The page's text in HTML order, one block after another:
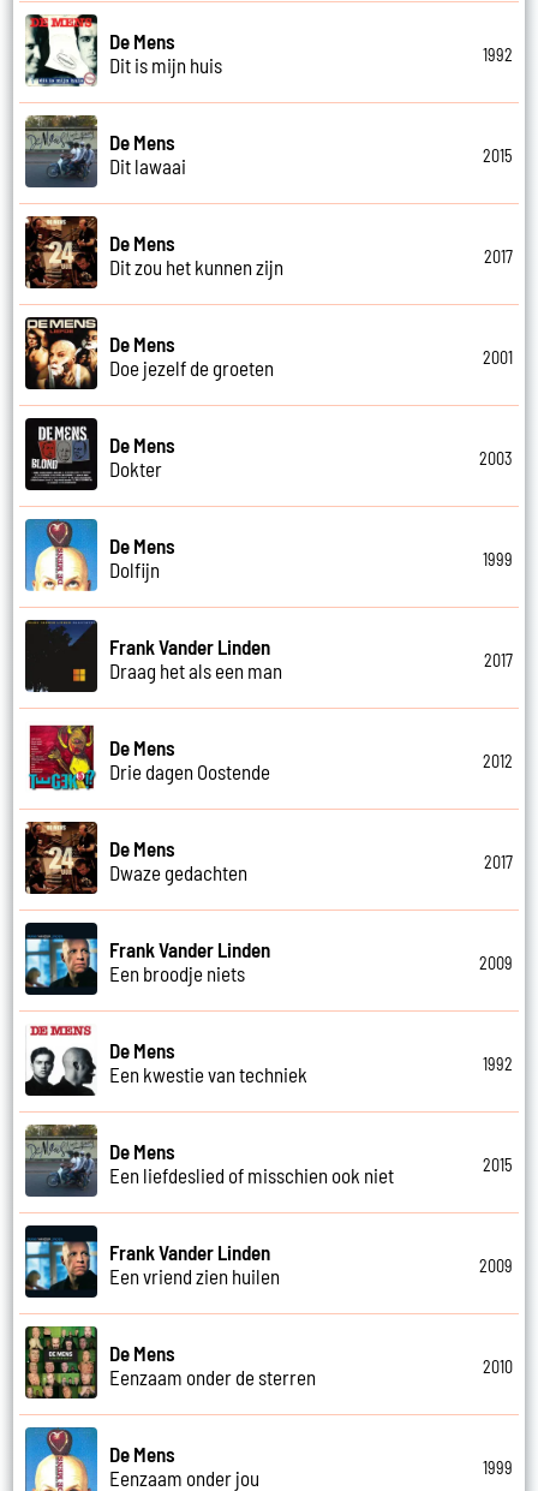
De Mens
Dit is mijn huis
1992
De Mens
Dit lawaai
2015
De Mens
Dit zou het kunnen zijn
2017
De Mens
Doe jezelf de groeten
2001
De Mens
Dokter
2003
De Mens
Dolfijn
1999
Frank Vander Linden
Draag het als een man
2017
De Mens
Drie dagen Oostende
2012
De Mens
Dwaze gedachten
2017
Frank Vander Linden
Een broodje niets
2009
De Mens
Een kwestie van techniek
1992
De Mens
Een liefdeslied of misschien ook niet
2015
Frank Vander Linden
Een vriend zien huilen
2009
De Mens
Eenzaam onder de sterren
2010
De Mens
Eenzaam onder jou
1999